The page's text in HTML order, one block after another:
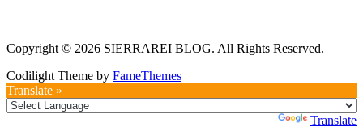
Copyright © 2026 SIERRAREI BLOG. All Rights Reserved.
Codilight Theme by FameThemes
Translate »
Translate